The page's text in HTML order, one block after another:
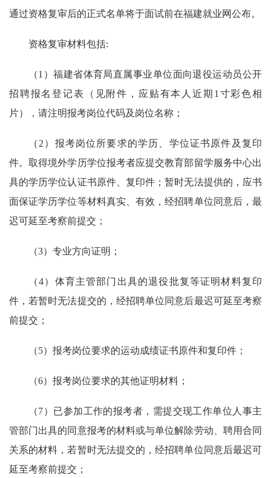
通过资格复审后的正式名单将于面试前在福建就业网公布。
资格复审材料包括:
（1）福建省体育局直属事业单位面向退役运动员公开
招聘报名登记表（见附件，应贴有本人近期1寸彩色相
片），请注明报考岗位代码及岗位名称；
（2）报考岗位所要求的学历、学位证书原件及复印
件。取得境外学历学位报考者应提交教育部留学服务中心出
具的学历学位认证书原件、复印件；暂时无法提供的，应书
面保证学历学位等材料真实、有效，经招聘单位同意后，最
迟可延至考察前提交；
（3）专业方向证明；
（4）体育主管部门出具的退役批复等证明材料复印
件，若暂时无法提交的，经招聘单位同意后最迟可延至考察
前提交；
（5）报考岗位要求的运动成绩证书原件和复印件；
（6）报考岗位要求的其他证明材料；
（7）已参加工作的报考者，需提交现工作单位人事主
管部门出具的同意报考的材料或与单位解除劳动、聘用合同
关系的材料，若暂时无法提交的，经招聘单位同意后最迟可
延至考察前提交；